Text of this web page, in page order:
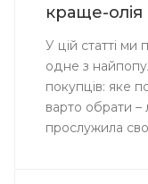
краще-олія
У цій статті ми
одне з
покупців: яке
варто обрати –
прослужила